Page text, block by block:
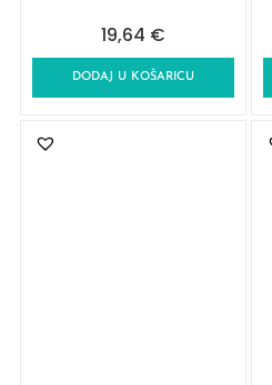
19,64 €
DODAJ U KOŠARICU